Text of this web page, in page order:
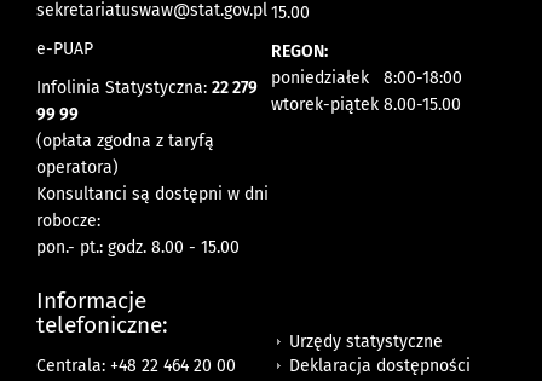
sekretariatuswaw@stat.gov.pl
e-PUAP
Infolinia Statystyczna: 22 279
99 99
(opłata zgodna z taryfą
operatora)
Konsultanci są dostępni w dni
robocze:
pon.- pt.: godz. 8.00 - 15.00
15.00
REGON:
poniedziałek 8:00-18:00
wtorek-piątek 8.00-15.00
Informacje
telefoniczne:
Centrala: +48 22 464 20 00
Urzędy statystyczne
Deklaracja dostępności